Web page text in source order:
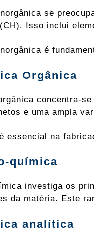
se
Isso inclui
é
Orgânica
concentra-
e uma ampla
essencial na
química
investiga os
da matéria. Este
analítica